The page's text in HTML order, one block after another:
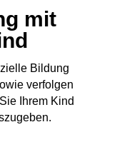
Bildung
verfolgen
Ihrem Kind
mit